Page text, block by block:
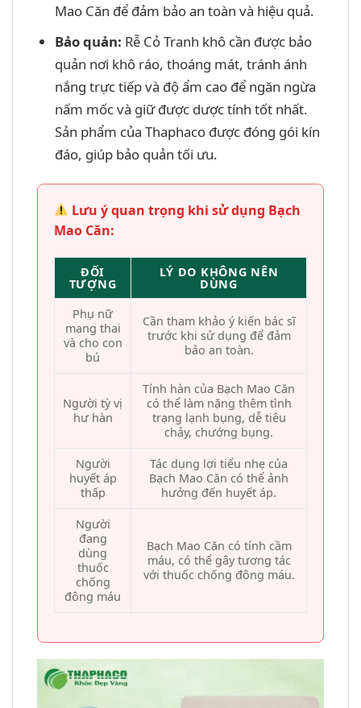
Mao Căn để đảm bảo an toàn và hiệu quả.
Bảo quản: Rễ Cỏ Tranh khô cần được bảo
quản nơi khô ráo, thoáng mát, tránh ánh
nắng trực tiếp và độ ẩm cao để ngăn ngừa
nấm mốc và giữ được dược tính tốt nhất.
Sản phẩm của Thaphaco được đóng gói kín
đáo, giúp bảo quản tối ưu.
Lưu ý quan trọng khi sử dụng Bạch
Mao Căn:
ĐỐI
TƯỢNG
LÝ DO KHÔNG NÊN
DÙNG
Phụ nữ
mang thai
và cho con
bú
Cần tham khảo ý kiến bác sĩ
trước khi sử dụng để đảm
bảo an toàn.
Người tỳ vị
hư hàn
Tính hàn của Bạch Mao Căn
có thể làm nặng thêm tình
trạng lạnh bụng, dễ tiêu
chảy, chướng bụng.
Người
huyết áp
thấp
Tác dụng lợi tiểu nhẹ của
Bạch Mao Căn có thể ảnh
hưởng đến huyết áp.
Người
đang
dùng
thuốc
chống
đông máu
Bạch Mao Căn có tính cầm
máu, có thể gây tương tác
với thuốc chống đông máu.